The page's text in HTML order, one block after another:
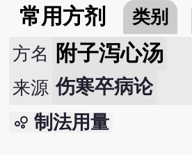
常用方剂 类别
方名
附子泻心汤
来源 伤寒卒病论
bubble_chart 制法用量